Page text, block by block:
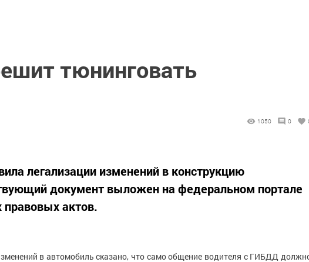
тюнинговать
1050 0
легализации изменений в конструкцию
документ выложен на федеральном портале
актов.
в автомобиль сказано, что само общение водителя с ГИБДД